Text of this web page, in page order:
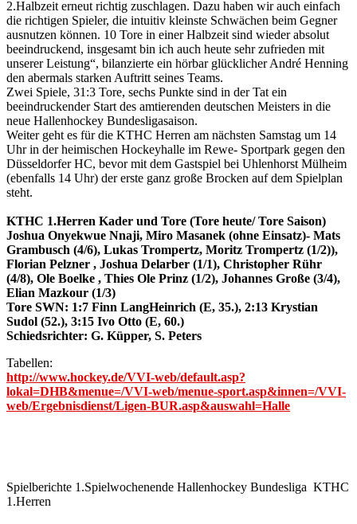
2.Halbzeit erneut richtig zuschlagen. Dazu haben wir auch einfach
die richtigen Spieler, die intuitiv kleinste Schwächen beim Gegner
ausnutzen können. 10 Tore in einer Halbzeit sind wieder absolut
beeindruckend, insgesamt bin ich auch heute sehr zufrieden mit
unserer Leistung“, bilanzierte ein hörbar glücklicher André Henning
den abermals starken Auftritt seines Teams.
Zwei Spiele, 31:3 Tore, sechs Punkte sind in der Tat ein
beeindruckender Start des amtierenden deutschen Meisters in die
neue Hallenhockey Bundesligasaison.
Weiter geht es für die KTHC Herren am nächsten Samstag um 14
Uhr in der heimischen Hockeyhalle im Rewe- Sportpark gegen den
Düsseldorfer HC, bevor mit dem Gastspiel bei Uhlenhorst Mülheim
(ebenfalls 14 Uhr) der erste ganz große Brocken auf dem Spielplan
steht.
KTHC 1.Herren Kader und Tore (Tore heute/ Tore Saison)
Joshua Onyekwue Nnaji, Miro Masanek (ohne Einsatz)- Mats
Grambusch (4/6), Lukas Trompertz, Moritz Trompertz (1/2)),
Florian Pelzner , Joshua Delarber (1/1), Christopher Rühr
(4/8), Ole Boelke , Thies Ole Prinz (1/2), Johannes Große (3/4),
Elian Mazkour (1/3)
Tore SWN: 1:7 Finn LangHeinrich (E, 35.), 2:13 Krystian
Sudol (52.), 3:15 Ivo Otto (E, 60.)
Schiedsrichter: G. Küpper, S. Peters
Tabellen:
http://www.hockey.de/VVI-web/default.asp?
lokal=DHB&menue=/VVI-web/menue-sport.asp&innen=/VVI-
web/Ergebnisdienst/Ligen-BUR.asp&auswahl=Halle
Spielberichte 1.Spielwochenende Hallenhockey Bundesliga KTHC
1.Herren